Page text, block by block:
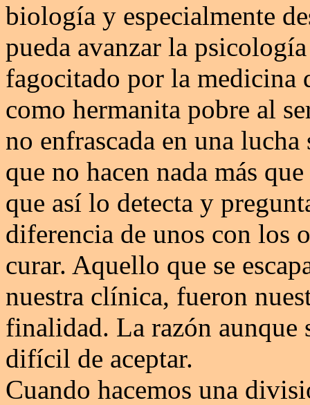
biología y especialmente
pueda avanzar la
fagocitado por la medicina
como hermanita pobre al
no enfrascada en una
que no hacen nada más
que así lo detecta y
diferencia de unos con los
curar. Aquello que se
nuestra clínica, fueron
finalidad. La razón aunque
difícil de aceptar.
Cuando hacemos una